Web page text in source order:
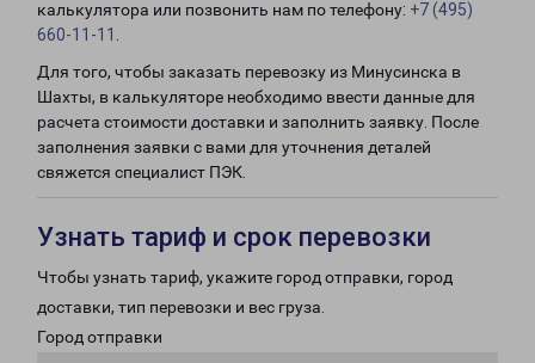
калькулятора или позвонить нам по телефону: +7 (495)
660-11-11
Для того, чтобы заказать перевозку из Минусинска в
Шахты, в калькуляторе необходимо ввести данные для
расчета стоимости доставки и заполнить заявку. После
заполнения заявки с вами для уточнения деталей
свяжется специалист ПЭК.
Узнать тариф и срок перевозки
Чтобы узнать тариф, укажите город отправки, город
доставки, тип перевозки и вес груза.
Город отправки